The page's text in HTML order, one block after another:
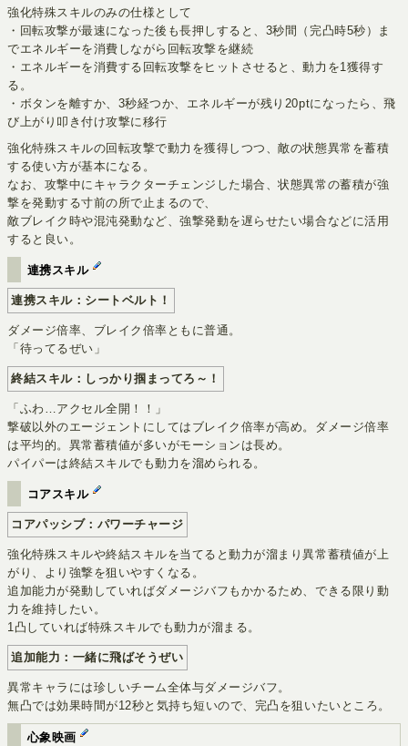
強化特殊スキルのみの仕様として
・回転攻撃が最速になった後も長押しすると、3秒間（完凸時5秒）ま
でエネルギーを消費しながら回転攻撃を継続
・エネルギーを消費する回転攻撃をヒットさせると、動力を1獲得す
る。
・ボタンを離すか、3秒経つか、エネルギーが残り20ptになったら、飛
び上がり叩き付け攻撃に移行
強化特殊スキルの回転攻撃で動力を獲得しつつ、敵の状態異常を蓄積
する使い方が基本になる。
なお、攻撃中にキャラクターチェンジした場合、状態異常の蓄積が強
撃を発動する寸前の所で止まるので、
敵ブレイク時や混沌発動など、強撃発動を遅らせたい場合などに活用
すると良い。
連携スキル
連携スキル：シートベルト！
ダメージ倍率、ブレイク倍率ともに普通。
「待ってるぜい」
終結スキル：しっかり掴まってろ～！
「ふわ…アクセル全開！！」
撃破以外のエージェントにしてはブレイク倍率が高め。ダメージ倍率
は平均的。異常蓄積値が多いがモーションは長め。
パイパーは終結スキルでも動力を溜められる。
コアスキル
コアパッシブ：パワーチャージ
強化特殊スキルや終結スキルを当てると動力が溜まり異常蓄積値が上
がり、より強撃を狙いやすくなる。
追加能力が発動していればダメージバフもかかるため、できる限り動
力を維持したい。
1凸していれば特殊スキルでも動力が溜まる。
追加能力：一緒に飛ばそうぜい
異常キャラには珍しいチーム全体与ダメージバフ。
無凸では効果時間が12秒と気持ち短いので、完凸を狙いたいところ。
心象映画